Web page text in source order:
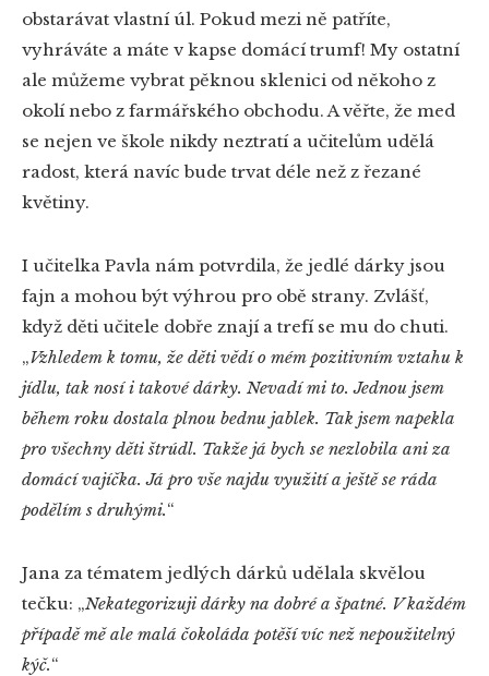
obstarávat vlastní úl. Pokud mezi ně patříte,
vyhráváte a máte v kapse domácí trumf! My ostatní
ale můžeme vybrat pěknou sklenici od někoho z
okolí nebo z farmářského obchodu. A věřte, že med
se nejen ve škole nikdy neztratí a učitelům udělá
radost, která navíc bude trvat déle než z řezané
květiny.
I učitelka Pavla nám potvrdila, že jedlé dárky jsou
fajn a mohou být výhrou pro obě strany. Zvlášť,
když děti učitele dobře znají a trefí se mu do chuti.
„Vzhledem k tomu, že děti vědí o mém pozitivním vztahu k
jídlu, tak nosí i takové dárky. Nevadí mi to. Jednou jsem
během roku dostala plnou bednu jablek. Tak jsem napekla
pro všechny děti štrúdl. Takže já bych se nezlobila ani za
domácí vajíčka. Já pro vše najdu využití a ještě se ráda
podělím s druhými.“
Jana za tématem jedlých dárků udělala skvělou
tečku: „Nekategorizuji dárky na dobré a špatné. V každém
případě mě ale malá čokoláda potěší víc než nepoužitelný
kýč.“